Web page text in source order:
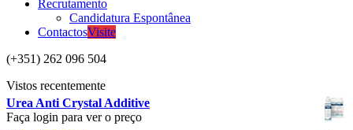
Recrutamento
Candidatura Espontânea
ContactosVisite
(+351) 262 096 504
Vistos recentemente
Urea Anti Crystal Additive
Faça login para ver o preço